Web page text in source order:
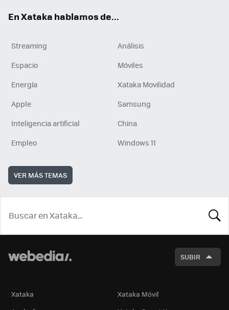
En Xataka hablamos de...
Streaming
Análisis
Espacio
Móviles
Energía
Xataka Movilidad
Apple
Samsung
Inteligencia artificial
China
Empleo
Windows 11
VER MÁS TEMAS
SUBIR
Xataka
Xataka Móvil